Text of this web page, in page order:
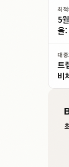
최
5
을
대
트
비